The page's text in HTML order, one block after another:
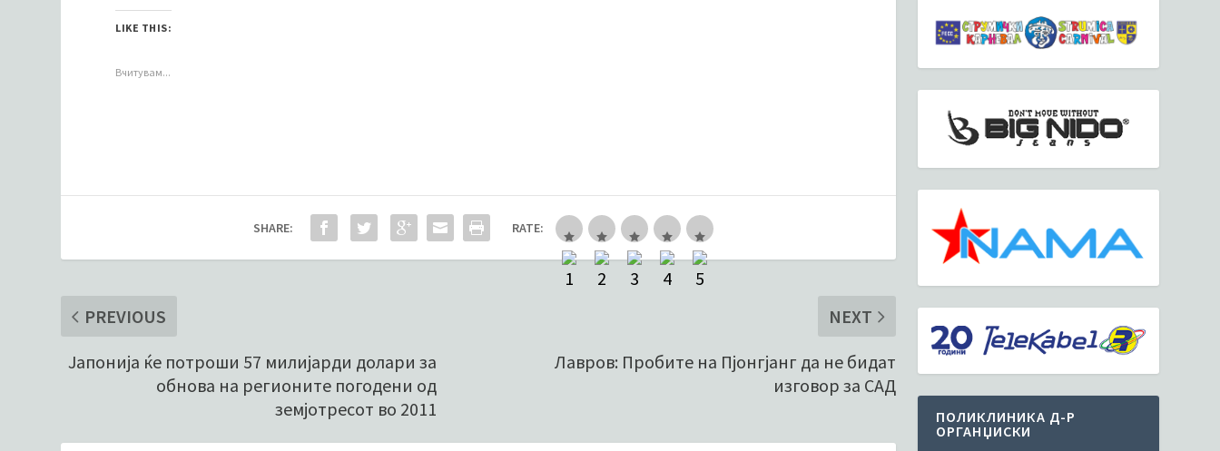
LIKE THIS:
Вчитувам...
SHARE: RATE:
PREVIOUS
Јапонија ќе потроши 57 милијарди долари за
обнова на регионите погодени од
земјотресот во 2011
NEXT
Лавров: Пробите на Пјонгјанг да не бидат
изговор за САД
ПОЛИКЛИНИКА Д-Р
ОРГАНЏИСКИ